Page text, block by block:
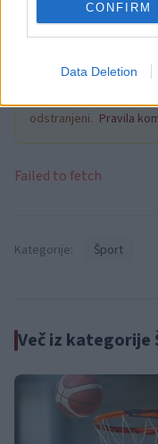
CONFIRM
Data Deletion
Opozorilo:Po 297.
posameznik kazensko
sovraštva, nasilja ali
odstranjeni. Pravila
Failed to fetch
Kategorije: Šport
Več iz kategorije